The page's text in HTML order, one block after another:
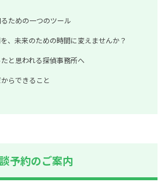
ための一つのツール
、未来のための時間に変えませんか？
と思われる探偵事務所へ
らできること
予約のご案内